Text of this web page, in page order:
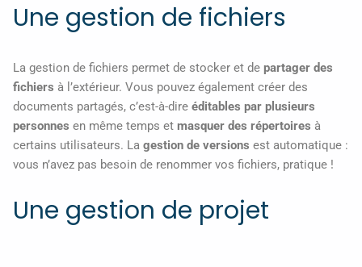
Une gestion de fichiers
La gestion de fichiers permet de stocker et de partager des
fichiers à l’extérieur. Vous pouvez également créer des
documents partagés, c’est-à-dire éditables par plusieurs
personnes en même temps et masquer des répertoires à
certains utilisateurs. La gestion de versions est automatique :
vous n’avez pas besoin de renommer vos fichiers, pratique !
Une gestion de projet